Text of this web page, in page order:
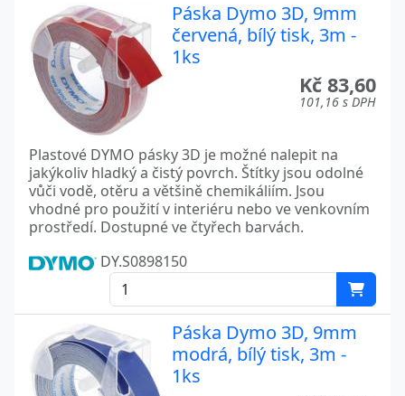
Páska Dymo 3D, 9mm
červená, bílý tisk, 3m -
1ks
Kč 83,60
101,16 s DPH
Plastové DYMO pásky 3D je možné nalepit na
jakýkoliv hladký a čistý povrch. Štítky jsou odolné
vůči vodě, otěru a většině chemikáliím. Jsou
vhodné pro použití v interiéru nebo ve venkovním
prostředí. Dostupné ve čtyřech barvách.
DY.S0898150
Páska Dymo 3D, 9mm
modrá, bílý tisk, 3m -
1ks